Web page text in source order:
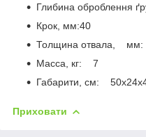
Глибина оброблення
Крок, мм:40
Толщина отвала,
Масса, кг: 7
Габарити, см:
Приховати